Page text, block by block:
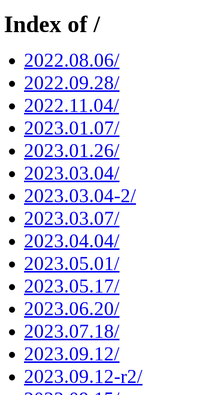
Index of /
2022.08.06/
2022.09.28/
2022.11.04/
2023.01.07/
2023.01.26/
2023.03.04/
2023.03.04-2/
2023.03.07/
2023.04.04/
2023.05.01/
2023.05.17/
2023.06.20/
2023.07.18/
2023.09.12/
2023.09.12-r2/